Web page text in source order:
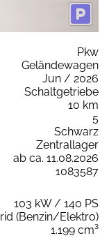
Pkw
Geländewagen
Jun / 2026
Schaltgetriebe
10 km
5
Schwarz
Zentrallager
ab ca. 11.08.2026
1083587
103 kW / 140 PS
(Benzin/Elektro)
1.199 cm³